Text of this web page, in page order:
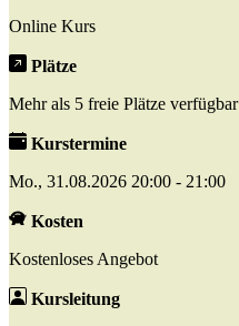
Online Kurs
Plätze
Mehr als 5 freie Plätze verfügbar
Kurstermine
Mo., 31.08.2026 20:00 - 21:00
Kosten
Kostenloses Angebot
Kursleitung